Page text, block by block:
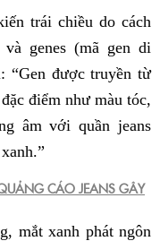
trái chiều do cách
genes (mã gen di
“Gen được truyền từ
điểm như màu tóc,
âm với quần jeans
CÁO JEANS GÂY
mắt xanh phát ngôn